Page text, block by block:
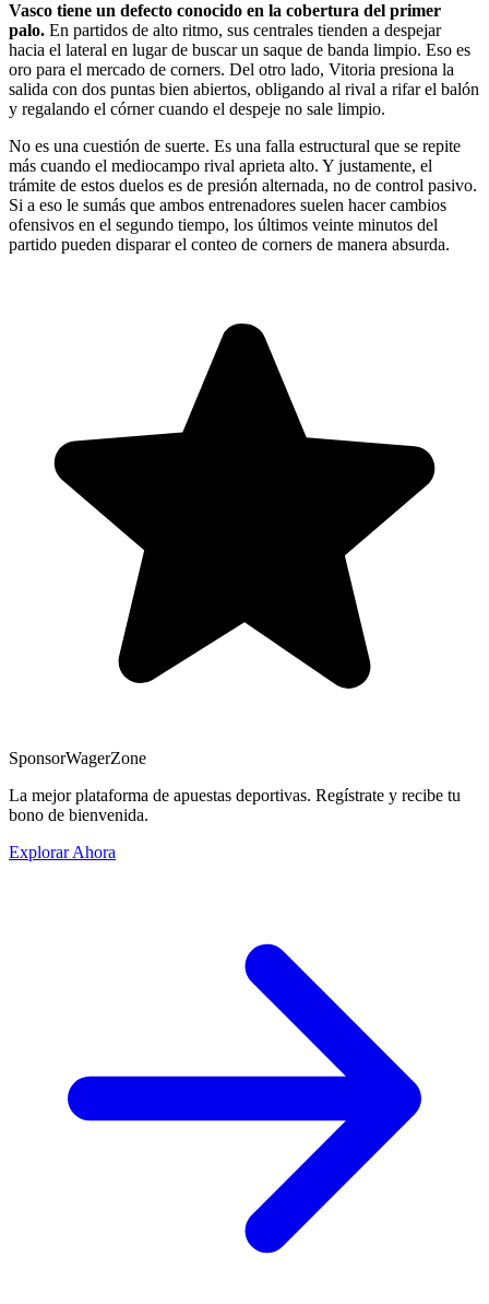
Vasco tiene un defecto conocido en la cobertura del primer
palo. En partidos de alto ritmo, sus centrales tienden a despejar
hacia el lateral en lugar de buscar un saque de banda limpio. Eso es
oro para el mercado de corners. Del otro lado, Vitoria presiona la
salida con dos puntas bien abiertos, obligando al rival a rifar el balón
y regalando el córner cuando el despeje no sale limpio.
No es una cuestión de suerte. Es una falla estructural que se repite
más cuando el mediocampo rival aprieta alto. Y justamente, el
trámite de estos duelos es de presión alternada, no de control pasivo.
Si a eso le sumás que ambos entrenadores suelen hacer cambios
ofensivos en el segundo tiempo, los últimos veinte minutos del
partido pueden disparar el conteo de corners de manera absurda.
SponsorWagerZone
La mejor plataforma de apuestas deportivas. Regístrate y recibe tu
bono de bienvenida.
Explorar Ahora